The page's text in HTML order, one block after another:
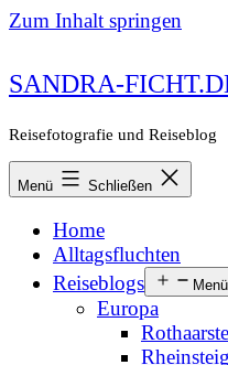
Zum Inhalt springen
SANDRA-
Reisefotografie und Reiseblog
Menü Schließen
Home
Alltagsfluchten
Reiseblogs
Europa